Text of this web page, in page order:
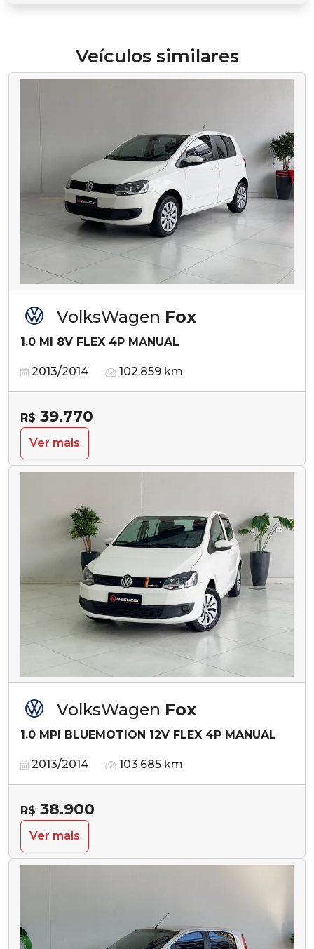
Veículos similares
VolksWagen Fox
1.0 MI 8V FLEX 4P MANUAL
2013/2014 102.859 km
R$ 39.770
Ver mais
VolksWagen Fox
1.0 MPI BLUEMOTION 12V FLEX 4P MANUAL
2013/2014 103.685 km
R$ 38.900
Ver mais